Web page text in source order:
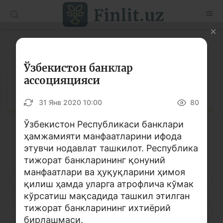
Рус
Мақолалар
Ўқув қўлланмалар
Луғат
Молиявий саводхонлик бўйича китоблар
Видео
Лойиҳалар
Интерактив хизматлар
Фотогалерея
Кирилл алифбоси Лотин алифбоси
А Б В Г Ғ Д
Ё Ж З И Й К
Ўзбекистон банклар
ассоцияцияси
31 Янв 2020 10:00 80
Ўзбекистон Республикаси банклари
ҳамжамияти манфаатларини ифода
этувчи нодавлат ташкилот. Республика
тижорат банкларининг қонуний
манфаатлари ва ҳуқуқларини ҳимоя
қилиш ҳамда уларга атрофлича кўмак
кўрсатиш мақсадида ташкил этилган
тижорат банкларининг ихтиёрий
бирлашмаси.